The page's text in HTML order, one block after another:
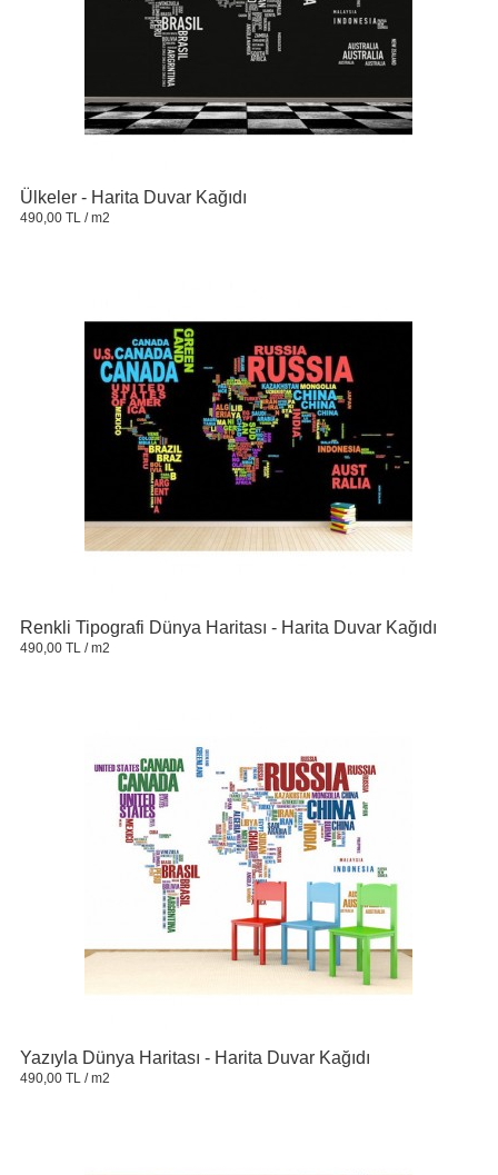
Ülkeler - Harita Duvar Kağıdı
490,00 TL / m2
Renkli Tipografi Dünya Haritası - Harita Duvar Kağıdı
490,00 TL / m2
Yazıyla Dünya Haritası - Harita Duvar Kağıdı
490,00 TL / m2